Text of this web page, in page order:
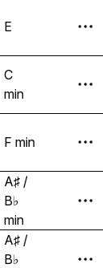
E
C
min
F min
A♯ /
B♭
min
A♯ /
B♭